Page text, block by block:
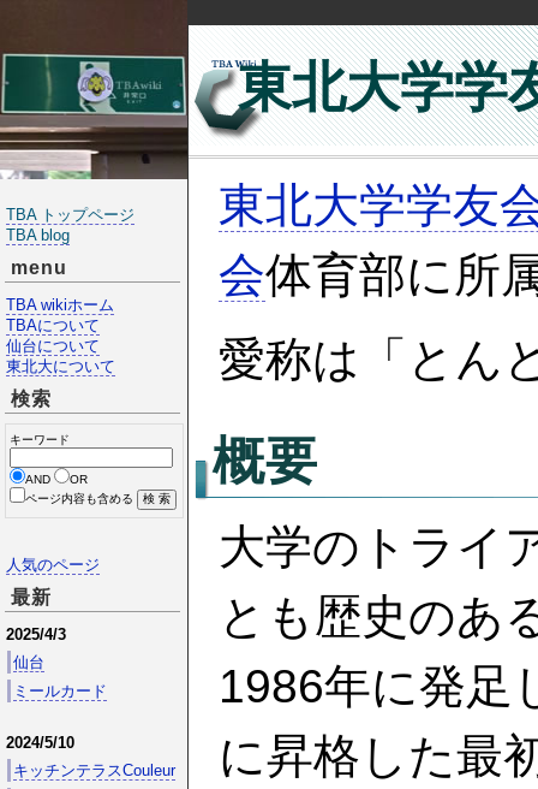
東北大学学
東北大学学友
会体育部に所
愛称は「とん
概要
大学のトライ
とも歴史のあ
1986年に発足
に昇格した最
TBA トップページ
TBA blog
menu
TBA wikiホーム
TBAについて
仙台について
東北大について
検索
キーワード
AND
OR
ページ内容も含める
人気のページ
最新
2025/4/3
仙台
ミールカード
2024/5/10
キッチンテラスCouleur